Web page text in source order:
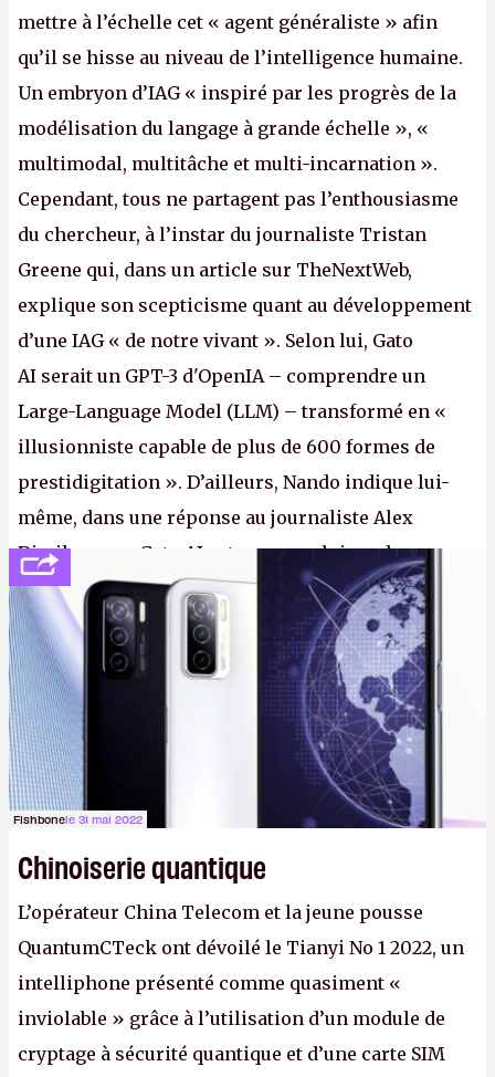
mettre à l’échelle cet « agent généraliste » afin
qu’il se hisse au niveau de l’intelligence humaine.
Un embryon d’IAG « inspiré par les progrès de la
modélisation du langage à grande échelle », «
multimodal, multitâche et multi-incarnation ».
Cependant, tous ne partagent pas l’enthousiasme
du chercheur, à l’instar du journaliste Tristan
Greene qui, dans un article sur TheNextWeb,
explique son scepticisme quant au développement
d’une IAG « de notre vivant ». Selon lui, Gato
AI serait un GPT-3 d'OpenIA – comprendre un
Large-Language Model (LLM) – transformé en «
illusionniste capable de plus de 600 formes de
prestidigitation ». D’ailleurs, Nando indique lui-
même, dans une réponse au journaliste Alex
Dimikas, que Gato AI est « encore loin » de
prétendre réussir le célèbre test de Turing. (Crédit
photo : Pexels - Arthur Brognoli)
Fishbonele 31 mai 2022
Chinoiserie quantique
L’opérateur China Telecom et la jeune pousse
QuantumCTeck ont dévoilé le Tianyi No 1 2022, un
intelliphone présenté comme quasiment «
inviolable » grâce à l’utilisation d’un module de
cryptage à sécurité quantique et d’une carte SIM